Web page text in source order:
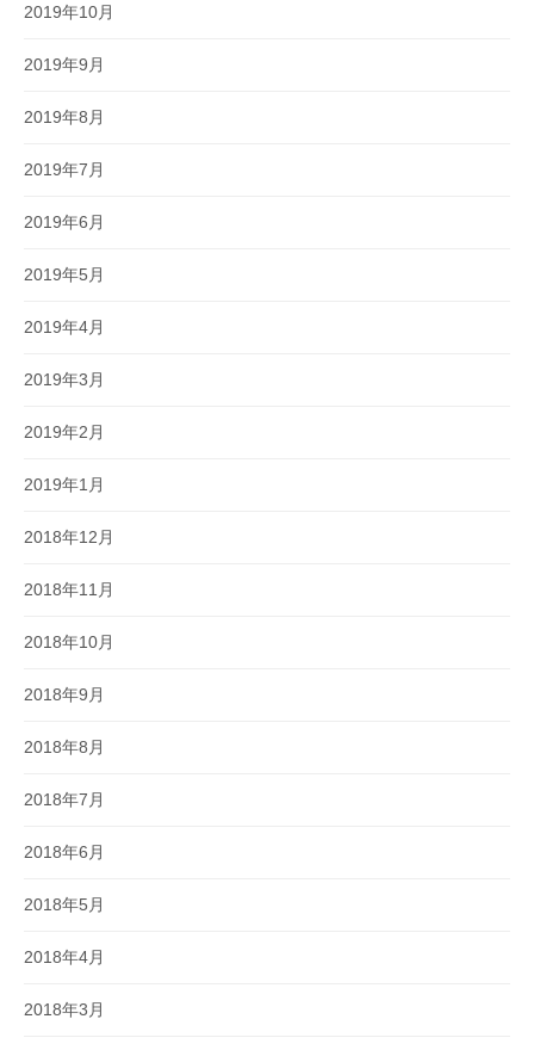
2019年10月
2019年9月
2019年8月
2019年7月
2019年6月
2019年5月
2019年4月
2019年3月
2019年2月
2019年1月
2018年12月
2018年11月
2018年10月
2018年9月
2018年8月
2018年7月
2018年6月
2018年5月
2018年4月
2018年3月